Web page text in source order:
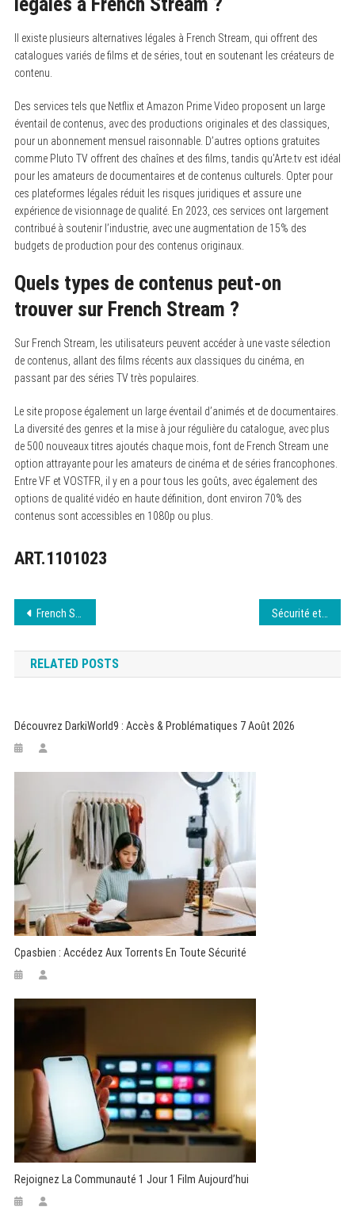
Il existe plusieurs alternatives légales à French Stream, qui offrent des
catalogues variés de films et de séries, tout en soutenant les créateurs de
contenu.
Des services tels que Netflix et Amazon Prime Video proposent un large
éventail de contenus, avec des productions originales et des classiques,
pour un abonnement mensuel raisonnable. D’autres options gratuites
comme Pluto TV offrent des chaînes et des films, tandis qu’Arte.tv est idéal
pour les amateurs de documentaires et de contenus culturels. Opter pour
ces plateformes légales réduit les risques juridiques et assure une
expérience de visionnage de qualité. En 2023, ces services ont largement
contribué à soutenir l’industrie, avec une augmentation de 15% des
budgets de production pour des contenus originaux.
Quels types de contenus peut-on
trouver sur French Stream ?
Sur French Stream, les utilisateurs peuvent accéder à une vaste sélection
de contenus, allant des films récents aux classiques du cinéma, en
passant par des séries TV très populaires.
Le site propose également un large éventail d’animés et de documentaires.
La diversité des genres et la mise à jour régulière du catalogue, avec plus
de 500 nouveaux titres ajoutés chaque mois, font de French Stream une
option attrayante pour les amateurs de cinéma et de séries francophones.
Entre VF et VOSTFR, il y en a pour tous les goûts, avec également des
options de qualité vidéo en haute définition, dont environ 70% des
contenus sont accessibles en 1080p ou plus.
ART.1101023
Navigation
de
l’article
French Stream : Informations sur l’accès et sécurité
RELATED POSTS
Découvrez DarkiWorld9 : Accès & Problématiques 7 Août 2026
Cpasbien : Accédez Aux Torrents En Toute Sécurité
Rejoignez La Communauté 1 Jour 1 Film Aujourd’hui